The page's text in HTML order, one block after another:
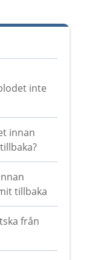
inte
innan
tillbaka
från